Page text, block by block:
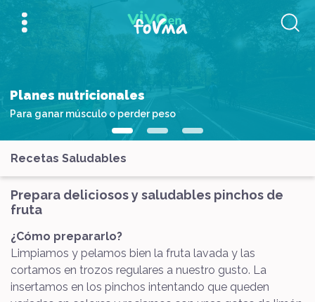
Planes nutricionales
Para ganar músculo o perder peso
Recetas Saludables
Prepara deliciosos y saludables pinchos de
fruta
¿Cómo prepararlo?
Limpiamos y pelamos bien la fruta lavada y las
cortamos en trozos regulares a nuestro gusto. La
insertamos en los pinchos intentando que queden